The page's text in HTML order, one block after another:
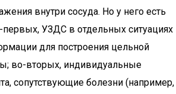
внутри сосуда. Но у него есть
первых, УЗДС в отдельных ситуациях
для построения цельной
во-вторых, индивидуальные
сопутствующие болезни (например,